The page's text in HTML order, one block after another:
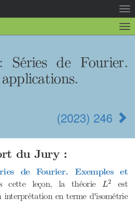
la
la
: Séries de Fourier.
(2023) 246
du Jury :
de Fourier. Exemples et
cette leçon, la théorie L2
L2 est
interprétation en terme d'isométrie